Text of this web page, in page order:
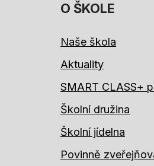
O ŠKOLE
Naše škola
Aktuality
SMART CLASS+
Školní družina
Školní jídelna
Povinně